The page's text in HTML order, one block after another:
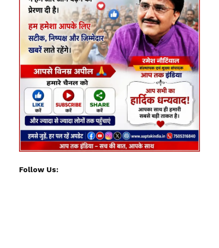
Follow Us: